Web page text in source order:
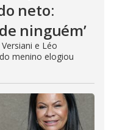
neto:
ninguém’
e Léo
menino elogiou